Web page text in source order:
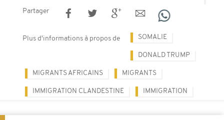
Partager
Plus d'informations à propos de SOMALIE
DONALD TRUMP
MIGRANTS AFRICAINS MIGRANTS
IMMIGRATION CLANDESTINE IMMIGRATION